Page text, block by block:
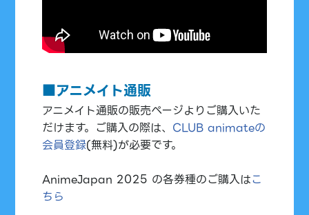
■アニメイト通販
アニメイト通販の販売ページよりご購入いた
だけます。ご購入の際は、 CLUB animateの
会員登録(無料)が必要です。
AnimeJapan 2025 の各券種のご購入はこ
ちら